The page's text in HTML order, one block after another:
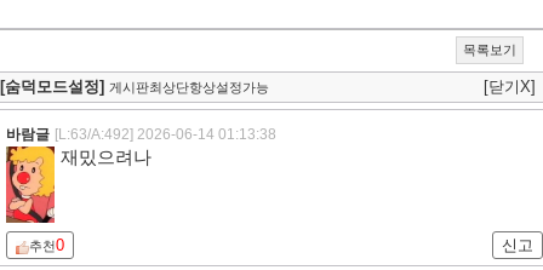
목록보기
[숨덕모드설정] 게시판최상단항상설정가능 [닫기X]
바람글 [L:63/A:492] 2026-06-14 01:13:38
재밌으려나
추천0 신고